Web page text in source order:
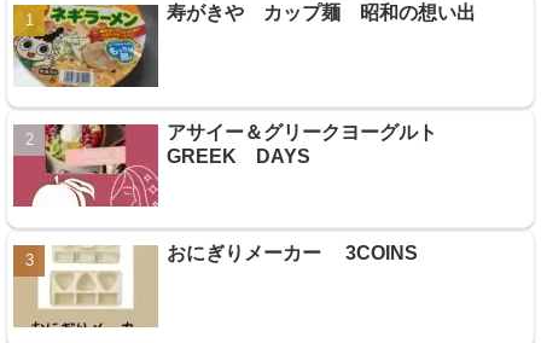
寿がきや カップ麺 昭和の想い出
アサイー＆グリークヨーグルト
GREEK DAYS
おにぎりメーカー 3COINS